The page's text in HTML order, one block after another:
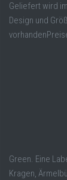
Geliefert wird
Design und
Green. Eine
Kragen,